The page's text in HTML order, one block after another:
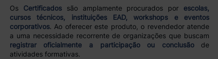
Os Certificadossão amplamente procurados por escolas,
cursos técnicos, instituições EAD, workshops e eventos
corporativos. Ao oferecer este produto, o revendedor atende
a uma necessidade recorrente de organizações que buscam
registrar oficialmente a participação ou conclusãode
atividades formativas.